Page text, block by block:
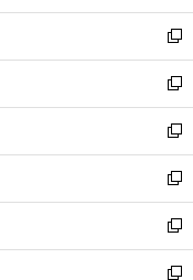
開
く
ウ
で
開
く
ン
ド
ウ
で
開
く
ウ
ィ
ン
ド
ウ
で
開
く
新
し
い
ウ
ィ
ン
ド
ウ
で
開
く
新
し
い
ウ
ィ
ン
ド
ウ
で
新
し
い
ウ
ィ
ン
ド
新
し
い
ウ
ィ
新
し